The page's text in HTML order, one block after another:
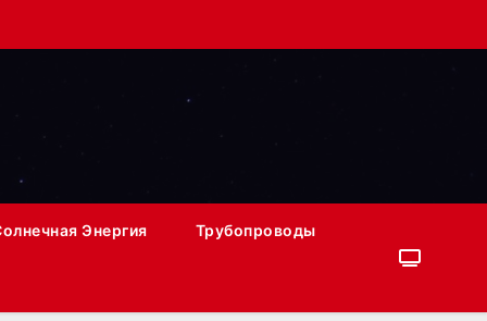
Энергия Трубопроводы